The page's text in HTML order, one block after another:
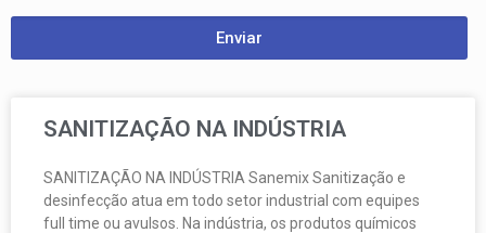
Enviar
SANITIZAÇÃO NA INDÚSTRIA
SANITIZAÇÃO NA INDÚSTRIA Sanemix Sanitização e
desinfecção atua em todo setor industrial com equipes
full time ou avulsos. Na indústria, os produtos químicos